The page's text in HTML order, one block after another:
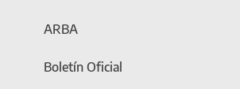
ARBA
Boletín Oficial